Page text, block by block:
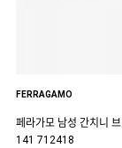
FERRAGAMO
페라가모 남성 간치니
141 712418